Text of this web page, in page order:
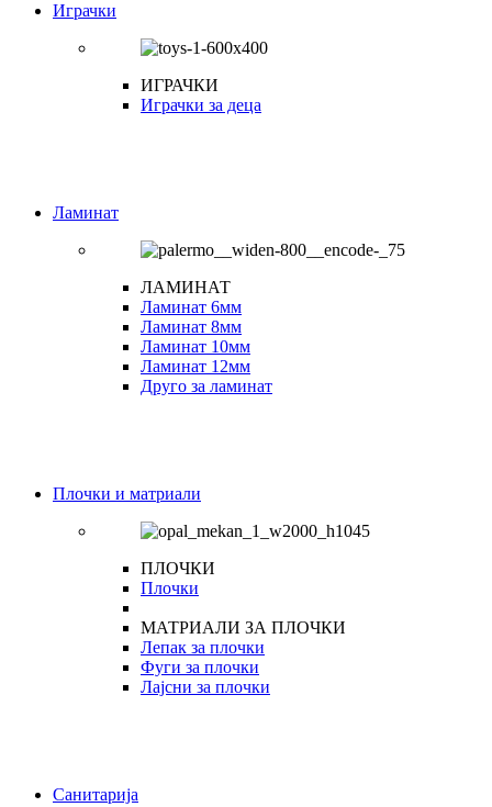
Играчки
ИГРАЧКИ
Играчки за деца
Ламинат
ЛАМИНАТ
Ламинат 6мм
Ламинат 8мм
Ламинат 10мм
Ламинат 12мм
Друго за ламинат
Плочки и матриали
ПЛОЧКИ
Плочки
МАТРИАЛИ ЗА ПЛОЧКИ
Лепак за плочки
Фуги за плочки
Лајсни за плочки
Санитарија